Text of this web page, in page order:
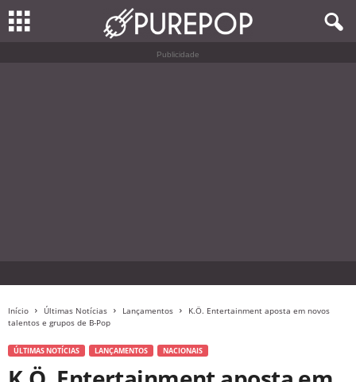
Publicidade
Início Últimas Notícias Lançamentos
K.Ö. Entertainment aposta em novos
talentos e grupos de B-Pop
ÚLTIMAS NOTÍCIAS LANÇAMENTOS NACIONAIS